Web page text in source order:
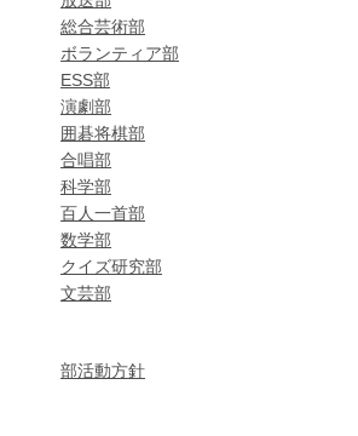
総合芸術部
ボランティア部
ESS部
演劇部
囲碁将棋部
合唱部
科学部
百人一首部
数学部
クイズ研究部
文芸部
部活動方針